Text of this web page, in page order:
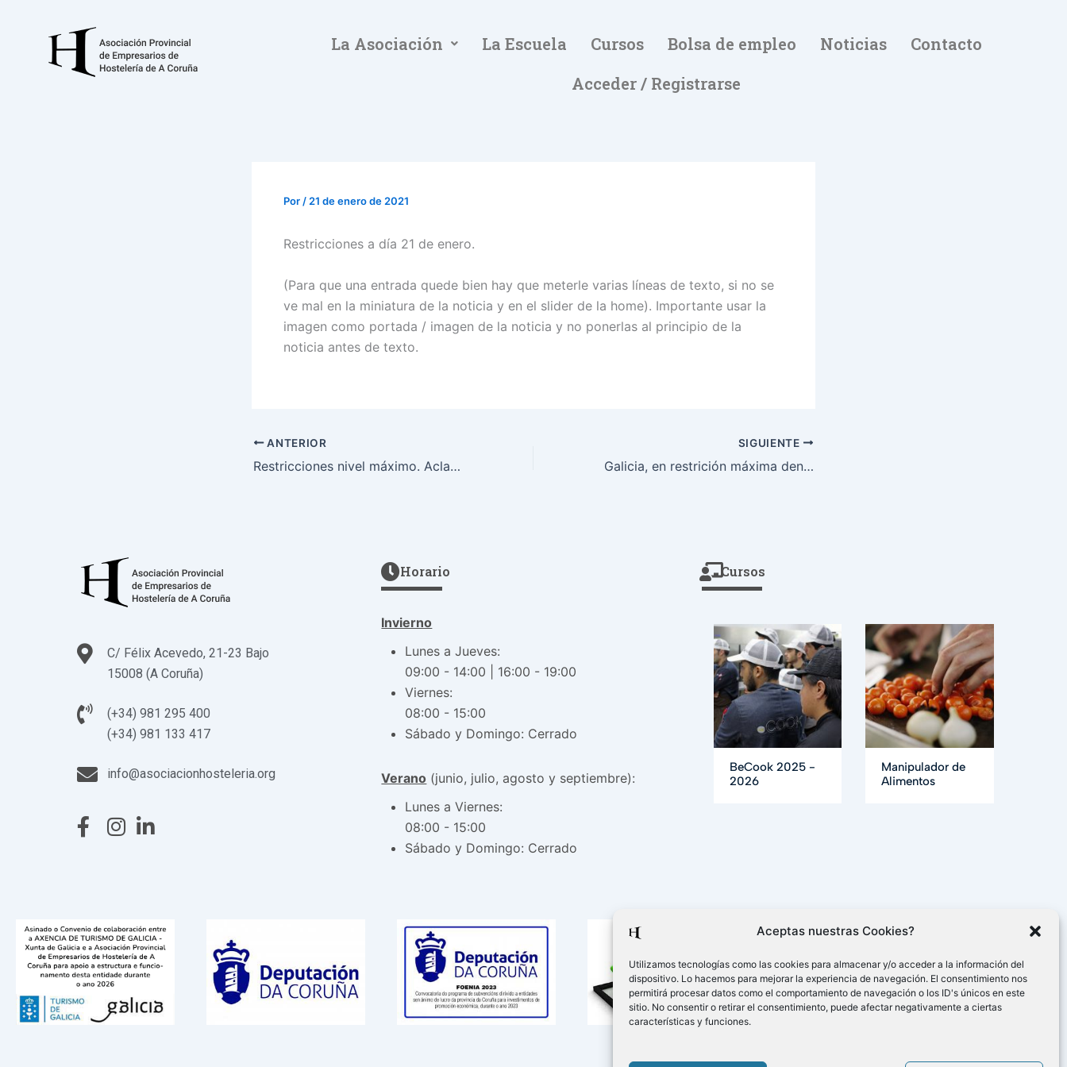
Aceptas nuestras Cookies?
Utilizamos tecnologías como las cookies para almacenar y/o acceder a la información del
dispositivo. Lo hacemos para mejorar la experiencia de navegación. El consentimiento nos
permitirá procesar datos como el comportamiento de navegación o los ID's únicos en este
sitio. No consentir o retirar el consentimiento, puede afectar negativamente a ciertas
características y funciones.
contenido
La Asociación La Escuela Cursos Bolsa de empleo Noticias
Contacto
Acceder / Registrarse
Por / 21 de enero de 2021
Restricciones a día 21 de enero.
(Para que una entrada quede bien hay que meterle varias líneas de texto, si no se
ve mal en la miniatura de la noticia y en el slider de la home). Importante usar la
imagen como portada / imagen de la noticia y no ponerlas al principio de la
noticia antes de texto.
ANTERIOR
Restricciones nivel máximo. Aclaramos tus dudas.
SIGUIENTE
Galicia, en restrición máxima dende o mércores 27 de xaneiro
C/ Félix Acevedo, 21-23 Bajo
15008 (A Coruña)
(+34) 981 295 400
(+34) 981 133 417
info@asociacionhosteleria.org
Horario
Invierno
Lunes a Jueves:
09:00 - 14:00 | 16:00 - 19:00
Viernes:
08:00 - 15:00
Sábado y Domingo: Cerrado
Verano (junio, julio, agosto y septiembre):
Lunes a Viernes:
08:00 - 15:00
Sábado y Domingo: Cerrado
Cursos
BeCook 2025 -
2026
Manipulador de
Alimentos